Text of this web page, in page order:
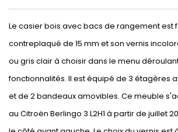
Le casier bois avec bacs de rangement est
contreplaqué de 15 mm et son vernis
ou gris clair à choisir dans le menu
fonctionnalités. Il est équipé de 3 étagères
et de 2 bandeaux amovibles. Ce meuble
au Citroën Berlingo 3 L2H1 à partir de juillet